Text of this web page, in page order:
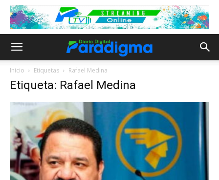
Inicio Etiquetas Rafael Medina
Etiqueta: Rafael Medina